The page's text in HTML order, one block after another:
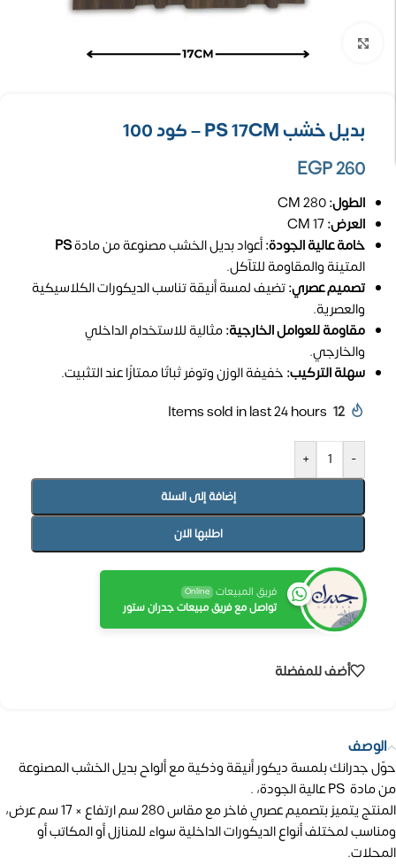
بديل خشب PS 17CM – كود 100
EGP260
الطول:
العرض:
خامة عالية الجودة:أعواد بديل الخشب مصنوعة من مادةPS
المتينة والمقاومة للتآكل.
تصميم عصري:تضيف لمسة أنيقة تناسب الديكورات الكلاسيكية
والعصرية.
مقاومة للعوامل الخارجية:مثالية للاستخدام الداخلي
والخارجي.
سهلة التركيب: خفيفة الوزن وتوفر ثباتًا ممتازًا عند التثبيت.
12
Items sold in last 24 hours
-
+
إضافة إلى السلة
اطلبها الان
فريق المبيعات Online
تواصل مع فريق مبيعات جدران ستور
أضف للمفضلة
الوصف
حوّل جدرانك بلمسة ديكور أنيقة وذكية مع ألواح بديل الخشب المصنوعة
من مادة PS عالية الجودة، .
المنتج يتميز بتصميم عصري فاخر مع مقاس 280 سم ارتفاع × 17 سم عرض،
ومناسب لمختلف أنواع الديكورات الداخلية سواء للمنازل أو المكاتب أو
المحلات.